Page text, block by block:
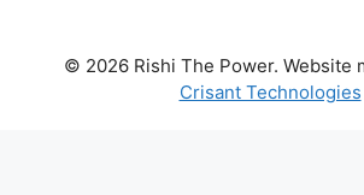
© 2026 Rishi The Power. Website
Crisant Technologies